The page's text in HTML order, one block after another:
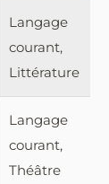
Langage
courant,
Littérature
Langage
courant,
Théâtre